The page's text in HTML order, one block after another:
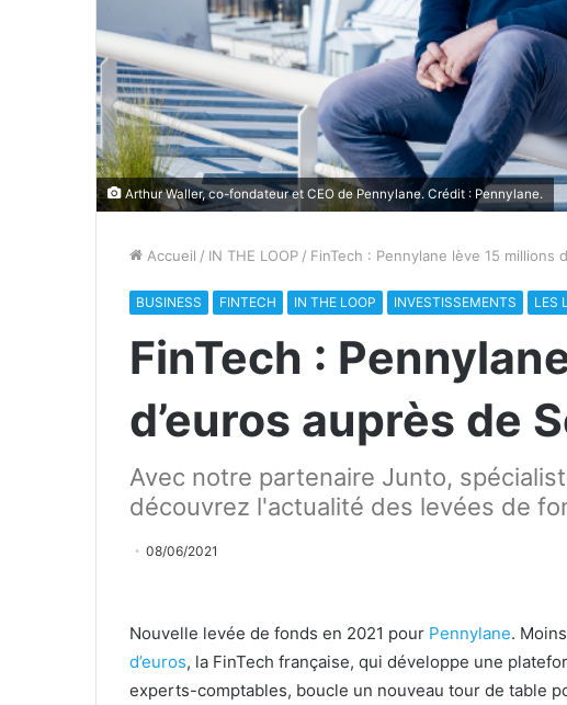
Arthur Waller, co-fondateur et CEO de Pennylane. Crédit : Pennylane.
Accueil / IN THE LOOP / FinTech : Pennylane lève 15 millions
BUSINESS FINTECH IN THE LOOP INVESTISSEMENTS LES
FinTech :
d’euros auprès de
Avec notre partenaire Junto,
découvrez l'actualité des levées de
08/06/2021
Nouvelle levée de fonds en 2021 pour Pennylane.
d’euros, la FinTech française, qui développe une
experts-comptables, boucle un nouveau tour de table